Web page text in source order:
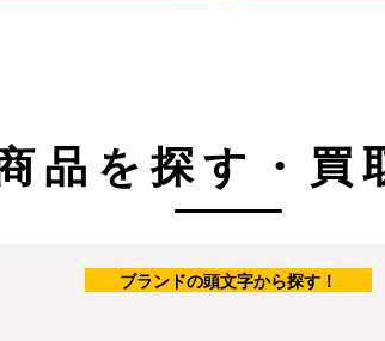
品を探す・買
ブランドの頭文字から探す！